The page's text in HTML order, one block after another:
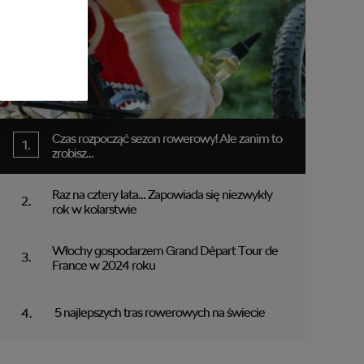
Czas rozpocząć sezon rowerowy! Ale zanim to
zrobisz…
Raz na cztery lata… Zapowiada się niezwykły
rok w kolarstwie
Włochy gospodarzem Grand Départ Tour de
France w 2024 roku
5 najlepszych tras rowerowych na świecie